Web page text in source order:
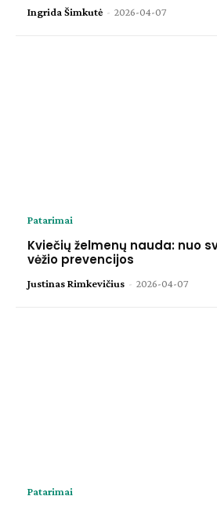
Ingrida Šimkutė - 2026-04-07
Patarimai
Kviečių želmenų nauda: nuo
vėžio prevencijos
Justinas Rimkevičius - 2026-04-07
Patarimai